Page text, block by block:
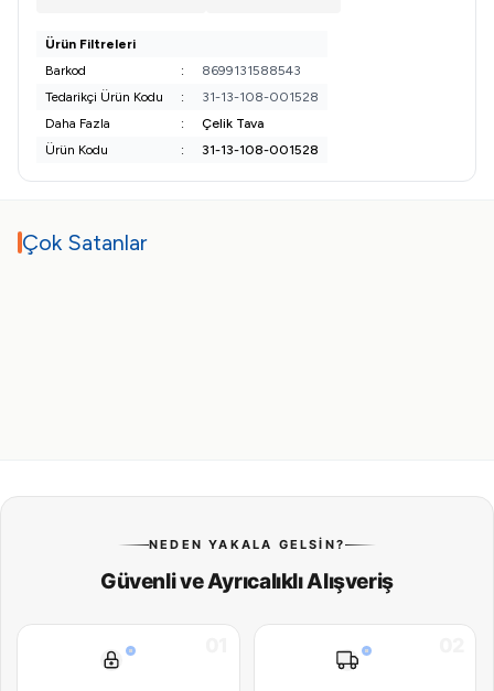
Ürün Filtreleri
Barkod
:
8699131588543
Tedarikçi Ürün Kodu
:
31-13-108-001528
Daha Fazla
:
Çelik Tava
Ürün Kodu
: 31-13-108-001528
Çok Satanlar
NEDEN YAKALA GELSIN?
Güvenli ve Ayrıcalıklı Alışveriş